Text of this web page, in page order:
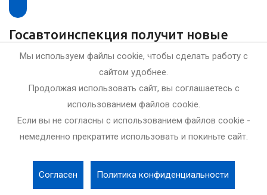
Госавтоинспекция получит новые
устройства для фиксации нарушения
и выявления алкоголя
гибдд технологии
Мы используем файлы cookie, чтобы сделать работу с
сайтом удобнее.
Продолжая использовать сайт, вы соглашаетесь с
использованием файлов cookie.
Если вы не согласны с использованием файлов cookie -
немедленно прекратите использовать и покиньте сайт.
Согласен Политика конфиденциальности